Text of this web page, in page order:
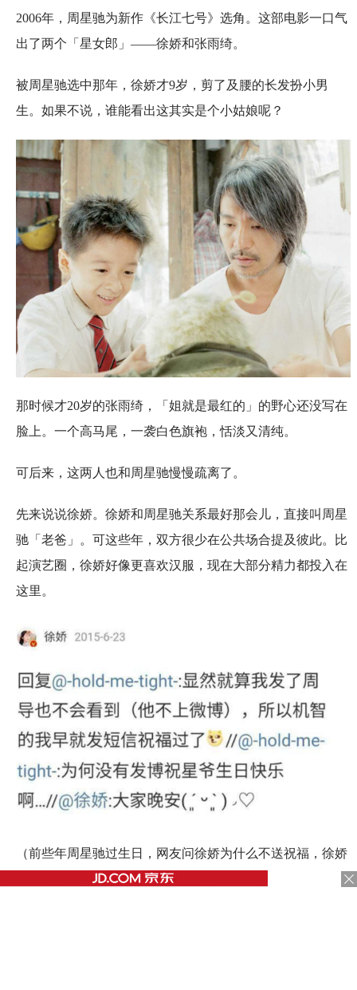
2006年，周星驰为新作《长江七号》选角。这部电影一口气
出了两个「星女郎」——徐娇和张雨绮。
被周星驰选中那年，徐娇才9岁，剪了及腰的长发扮小男
生。如果不说，谁能看出这其实是个小姑娘呢？
那时候才20岁的张雨绮，「姐就是最红的」的野心还没写在
脸上。一个高马尾，一袭白色旗袍，恬淡又清纯。
可后来，这两人也和周星驰慢慢疏离了。
先来说说徐娇。徐娇和周星驰关系最好那会儿，直接叫周星
驰「老爸」。可这些年，双方很少在公共场合提及彼此。比
起演艺圈，徐娇好像更喜欢汉服，现在大部分精力都投入在
这里。
（前些年周星驰过生日，网友问徐娇为什么不送祝福，徐娇
说短信祝福过了）